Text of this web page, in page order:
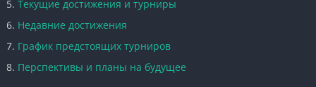
Текущие достижения и турниры
Недавние достижения
График предстоящих турниров
Перспективы и планы на будущее